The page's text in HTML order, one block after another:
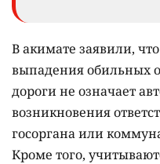
В акимате заявили,
выпадения обильных
дороги не означает
возникновения
госоргана или
Кроме того,